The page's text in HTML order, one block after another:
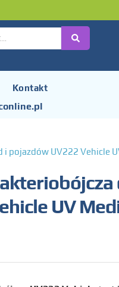
Kontakt
pojazdów UV222 Vehicle
UV